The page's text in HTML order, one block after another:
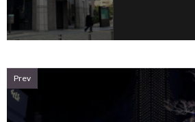
Prev